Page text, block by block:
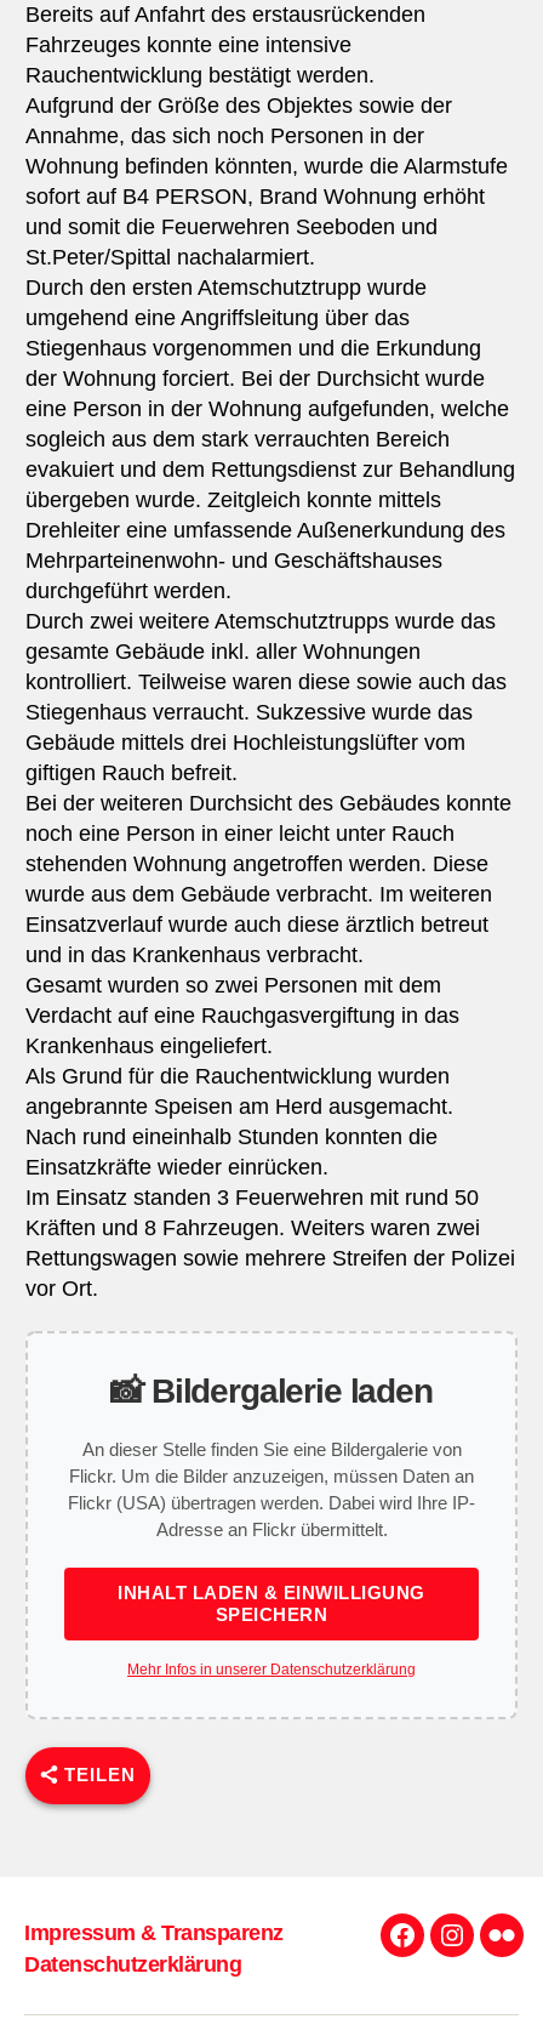
Bereits auf Anfahrt des erstausrückenden
Fahrzeuges konnte eine intensive
Rauchentwicklung bestätigt werden.
Aufgrund der Größe des Objektes sowie der
Annahme, das sich noch Personen in der
Wohnung befinden könnten, wurde die Alarmstufe
sofort auf B4 PERSON, Brand Wohnung erhöht
und somit die Feuerwehren Seeboden und
St.Peter/Spittal nachalarmiert.
Durch den ersten Atemschutztrupp wurde
umgehend eine Angriffsleitung über das
Stiegenhaus vorgenommen und die Erkundung
der Wohnung forciert. Bei der Durchsicht wurde
eine Person in der Wohnung aufgefunden, welche
sogleich aus dem stark verrauchten Bereich
evakuiert und dem Rettungsdienst zur Behandlung
übergeben wurde. Zeitgleich konnte mittels
Drehleiter eine umfassende Außenerkundung des
Mehrparteinenwohn- und Geschäftshauses
durchgeführt werden.
Durch zwei weitere Atemschutztrupps wurde das
gesamte Gebäude inkl. aller Wohnungen
kontrolliert. Teilweise waren diese sowie auch das
Stiegenhaus verraucht. Sukzessive wurde das
Gebäude mittels drei Hochleistungslüfter vom
giftigen Rauch befreit.
Bei der weiteren Durchsicht des Gebäudes konnte
noch eine Person in einer leicht unter Rauch
stehenden Wohnung angetroffen werden. Diese
wurde aus dem Gebäude verbracht. Im weiteren
Einsatzverlauf wurde auch diese ärztlich betreut
und in das Krankenhaus verbracht.
Gesamt wurden so zwei Personen mit dem
Verdacht auf eine Rauchgasvergiftung in das
Krankenhaus eingeliefert.
Als Grund für die Rauchentwicklung wurden
angebrannte Speisen am Herd ausgemacht.
Nach rund eineinhalb Stunden konnten die
Einsatzkräfte wieder einrücken.
Im Einsatz standen 3 Feuerwehren mit rund 50
Kräften und 8 Fahrzeugen. Weiters waren zwei
Rettungswagen sowie mehrere Streifen der Polizei
vor Ort.
📸 Bildergalerie laden
An dieser Stelle finden Sie eine Bildergalerie von
Flickr. Um die Bilder anzuzeigen, müssen Daten an
Flickr (USA) übertragen werden. Dabei wird Ihre IP-
Adresse an Flickr übermittelt.
INHALT LADEN & EINWILLIGUNG
SPEICHERN
Mehr Infos in unserer Datenschutzerklärung
TEILEN
Impressum & Transparenz
Datenschutzerklärung
Facebook